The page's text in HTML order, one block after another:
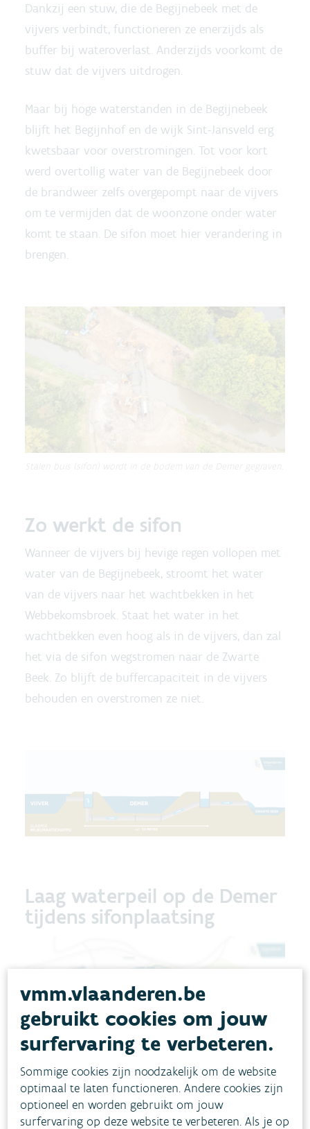
Dankzij een stuw, die de Begijnebeek met de
vijvers verbindt, functioneren ze enerzijds als
buffer bij wateroverlast. Anderzijds voorkomt de
stuw dat de vijvers uitdrogen.
Maar bij hoge waterstanden in de Begijnebeek
blijft het Begijnhof en de wijk Sint-Jansveld erg
kwetsbaar voor overstromingen. Tot voor kort
werd overtollig water van de Begijnebeek door
de brandweer zelfs overgepompt naar de vijvers
om te vermijden dat de woonzone onder water
komt te staan. De sifon moet hier verandering in
brengen.
Zo werkt de sifon
Wanneer de vijvers bij hevige regen vollopen met
water van de Begijnebeek, stroomt het water
van de vijvers naar het wachtbekken in het
Webbekomsbroek. Staat het water in het
wachtbekken even hoog als in de vijvers, dan zal
het via de sifon wegstromen naar de Zwarte
Beek. Zo blijft de buffercapaciteit in de vijvers
behouden en overstromen ze niet.
Laag waterpeil op de Demer
tijdens sifonplaatsing
vmm.vlaanderen.be
gebruikt cookies om jouw
surfervaring te verbeteren.
Sommige cookies zijn noodzakelijk om de website
optimaal te laten functioneren. Andere cookies zijn
optioneel en worden gebruikt om jouw
surfervaring op deze website te verbeteren. Als je op